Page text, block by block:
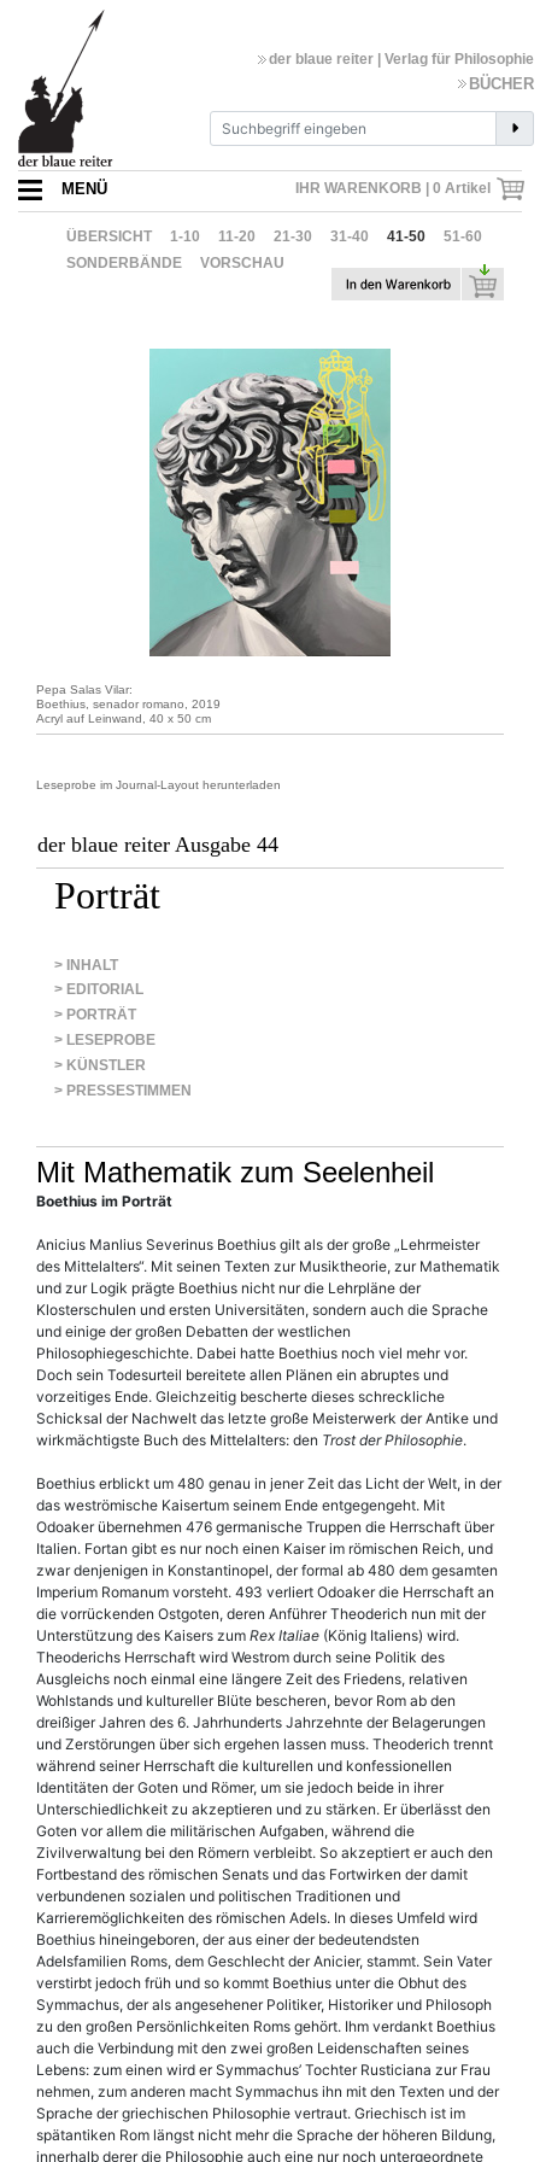
IHR WARENKORB | 0 Artikel
der blaue reiter | Verlag für Philosophie
BÜCHER
MENÜ
ÜBERSICHT 1-10 11-20 21-30 31-40 41-50
51-60
SONDERBÄNDE
VORSCHAU
Pepa Salas Vilar:
Boethius, senador romano, 2019
Acryl auf Leinwand, 40 x 50 cm
Leseprobe im Journal-Layout herunterladen
der blaue reiter Ausgabe 44
Porträt
> INHALT
> EDITORIAL
> PORTRÄT
> LESEPROBE
> KÜNSTLER
> PRESSESTIMMEN
Mit Mathematik zum Seelenheil
Boethius im Porträt
Anicius Manlius Severinus Boe­thius gilt als der große „Lehrmeister
des Mittelalters“. Mit seinen Texten zur Musiktheorie, zur Mathematik
und zur Logik prägte Boe­thius nicht nur die Lehrpläne der
Klosterschulen und ersten Universitäten, sondern auch die Sprache
und einige der großen Debatten der westlichen
Philosophiegeschichte. Dabei hatte Boe­thius noch viel mehr vor.
Doch sein Todesurteil bereitete allen Plänen ein abruptes und
vorzeitiges Ende. Gleichzeitig bescherte dieses schreckliche
Schicksal der Nachwelt das letzte große Meisterwerk der Antike und
wirkmächtigste Buch des Mittelalters: den Trost der Philosophie.
Boe­thius erblickt um 480 genau in jener Zeit das Licht der Welt, in der
das weströmische Kaisertum seinem Ende entgegengeht. Mit
Odoaker übernehmen 476 germanische Truppen die Herrschaft über
Italien. Fortan gibt es nur noch einen Kaiser im römischen Reich, und
zwar denjenigen in Konstantinopel, der formal ab 480 dem gesamten
Imperium Romanum vorsteht. 493 verliert Odoaker die Herrschaft an
die vorrückenden Ostgoten, deren Anführer Theoderich nun mit der
Unterstützung des Kaisers zum Rex Italiae (König Italiens) wird.
Theoderichs Herrschaft wird Westrom durch seine Politik des
Ausgleichs noch einmal eine längere Zeit des Friedens, relativen
Wohlstands und kultureller Blüte bescheren, bevor Rom ab den
dreißiger Jahren des 6. Jahrhunderts Jahrzehnte der Belagerungen
und Zerstörungen über sich ergehen lassen muss. Theoderich trennt
während seiner Herrschaft die kulturellen und konfessionellen
Identitäten der Goten und Römer, um sie jedoch beide in ihrer
Unterschiedlichkeit zu akzeptieren und zu stärken. Er überlässt den
Goten vor allem die militärischen Aufgaben, während die
Zivilverwaltung bei den Römern verbleibt. So akzeptiert er auch den
Fortbestand des römischen Senats und das Fortwirken der damit
verbundenen sozialen und politischen Traditionen und
Karrieremöglichkeiten des römischen Adels. In dieses Umfeld wird
Boe­thius hineingeboren, der aus einer der bedeutendsten
Adelsfamilien Roms, dem Geschlecht der Anicier, stammt. Sein Vater
verstirbt jedoch früh und so kommt Boe­thius unter die Obhut des
Symmachus, der als angesehener Politiker, Historiker und Philosoph
zu den großen Persönlichkeiten Roms gehört. Ihm verdankt Boe­thius
auch die Verbindung mit den zwei großen Leidenschaften seines
Lebens: zum einen wird er Symmachus’ Tochter Rusticiana zur Frau
nehmen, zum anderen macht Symmachus ihn mit den Texten und der
Sprache der griechischen Philosophie vertraut. Griechisch ist im
spätantiken Rom längst nicht mehr die Sprache der höheren Bildung,
innerhalb derer die Philosophie auch eine nur noch untergeordnete